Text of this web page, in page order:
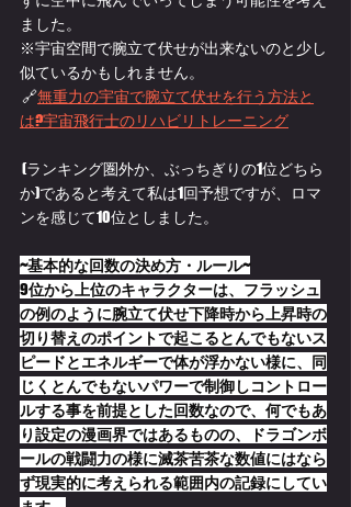
ました。
※宇宙空間で腕立て伏せが出来ないのと少し
似ているかもしれません。
🔗無重力の宇宙で腕立て伏せを行う方法と
は?宇宙飛行士のリハビリトレーニング
か)であると考えて私は1回予想ですが、ロマ
ンを感じて10位としました。
~基本的な回数の決め方・ルール~
9位から上位のキャラクターは、フラッシュ
の例のように腕立て伏せ下降時から上昇時の
切り替えのポイントで起こるとんでもないス
ピードとエネルギーで体が浮かない様に、同
じくとんでもないパワーで制御しコントロー
ルする事を前提とした回数なので、何でもあ
り設定の漫画界ではあるものの、ドラゴンボ
ールの戦闘力の様に滅茶苦茶な数値にはなら
ず現実的に考えられる範囲内の記録にしてい